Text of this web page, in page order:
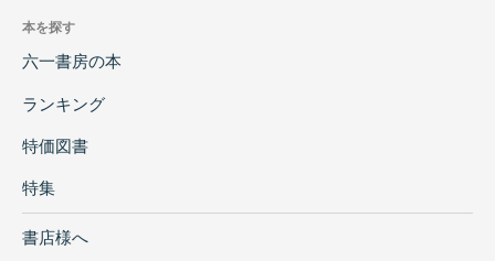
本を探す
六一書房の本
ランキング
特価図書
特集
書店様へ